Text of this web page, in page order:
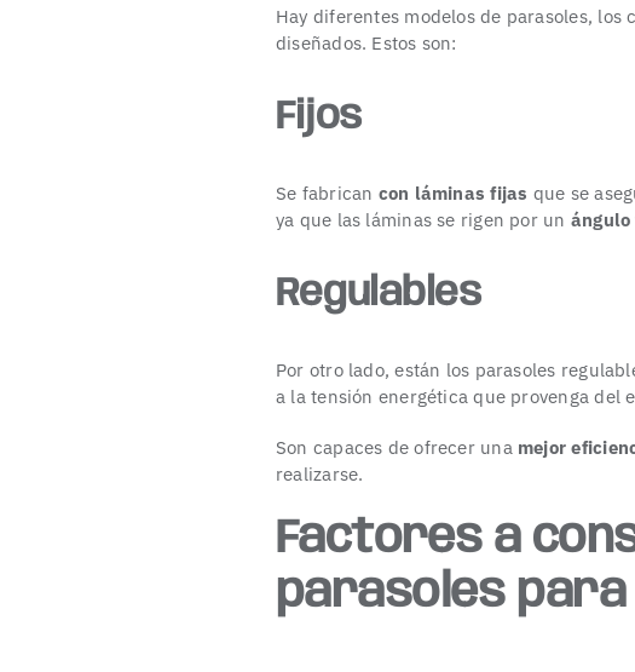
Hay diferentes modelos de parasoles,
diseñados. Estos son:
Fijos
Se fabrican con láminas fijas que se
ya que las láminas se rigen por un
Regulables
Por otro lado, están los parasoles
a la tensión energética que provenga del
Son capaces de ofrecer una mejor
realizarse.
Factores a
parasoles